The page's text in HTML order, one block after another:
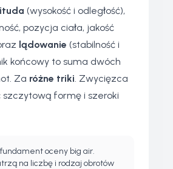
(wysokość i odległość),
pozycja ciała, jakość
lądowanie (stabilność i
końcowy to suma dwóch
Za różne triki. Zwycięzca
szczytową formę i szeroki
oceny big air.
na liczbę i rodzaj obrotów